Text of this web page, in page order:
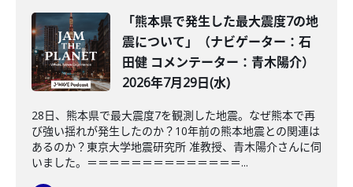
「熊本県で発生した最大震度7の地
震について」（ナビゲーター：石
田健 コメンテーター：青木陽介）
2026年7月29日(水)
28日、熊本県で最大震度7を観測した地震。なぜ熊本で再
び強い揺れが発生したのか？10年前の熊本地震との関連は
あるのか？東京大学地震研究所 准教授、青木陽介さんに伺
いました。＝＝＝＝＝＝＝＝＝＝＝＝＝＝...